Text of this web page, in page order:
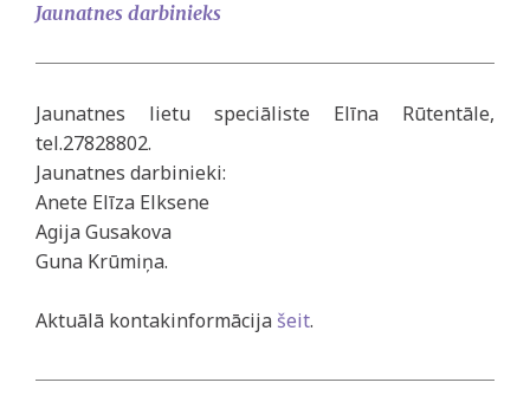
Jaunatnes darbinieks
Jaunatnes lietu speciāliste Elīna Rūtentāle,
tel.27828802.
Jaunatnes darbinieki:
Anete Elīza Elksene
Agija Gusakova
Guna Krūmiņa.
Aktuālā kontakinformācija šeit.